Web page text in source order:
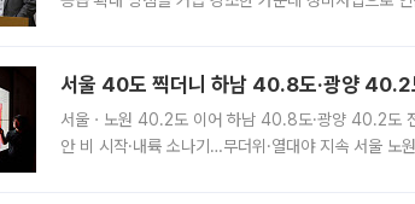
서울 40도 찍더니 하남 40.8도·광양
서울ㆍ노원 40.2도 이어 하남 40.8도·광양 40.2도
안 비 시작·내륙 소나기…무더위·열대야 지속 서울